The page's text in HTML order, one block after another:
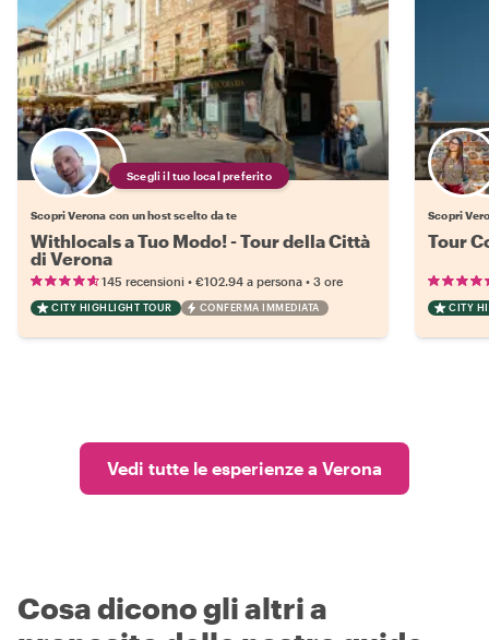
Scegli il tuo local preferito
Scopri Verona con un host scelto da te
Withlocals a Tuo Modo! - Tour della Città
di Verona
145 recensioni • €102.94 a persona • 3 ore
CITY HIGHLIGHT TOUR CONFERMA IMMEDIATA
Scopri
Tour
CITY
Vedi tutte le esperienze a Verona
Cosa dicono gli altri a